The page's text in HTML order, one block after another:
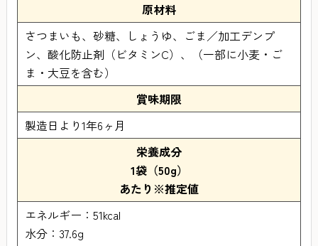
原材料
さつまいも、砂糖、しょうゆ、ごま／加工デンプ
ン、酸化防止剤（ビタミンC）、（一部に小麦・ご
ま・大豆を含む）
賞味期限
製造日より1年6ヶ月
栄養成分
1袋（50g）
あたり※推定値
エネルギー：51kcal
水分：37.6g